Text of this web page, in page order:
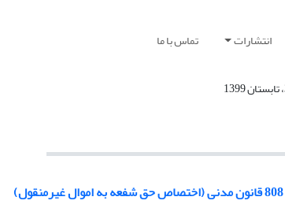
انتشارات تماس با ما